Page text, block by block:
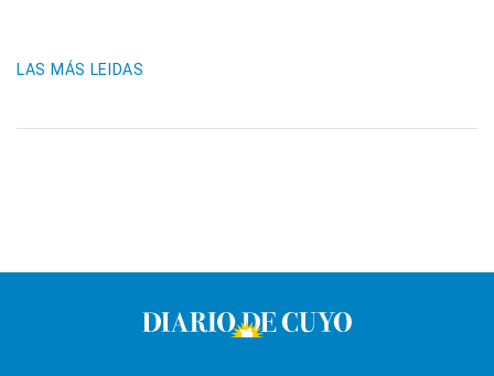
LAS MÁS LEIDAS